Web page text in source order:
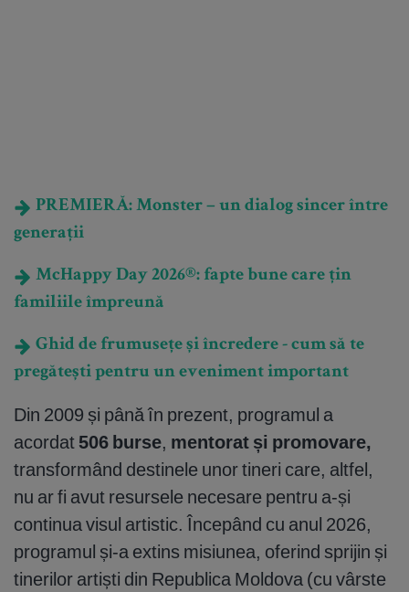
PREMIERĂ: Monster – un dialog sincer între
generații
McHappy Day 2026®: fapte bune care țin
familiile împreună
Ghid de frumusețe și încredere - cum să te
pregătești pentru un eveniment important
Din 2009 și până în prezent, programul a
acordat 506 burse, mentorat și promovare,
transformând destinele unor tineri care, altfel,
nu ar fi avut resursele necesare pentru a-și
continua visul artistic. Începând cu anul 2026,
programul și-a extins misiunea, oferind sprijin și
tinerilor artiști din Republica Moldova (cu vârste